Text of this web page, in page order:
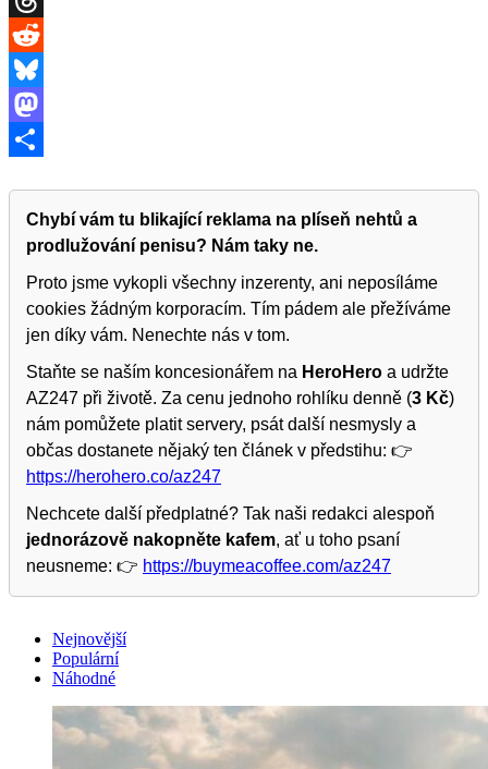
Threads
Reddit
Bluesky
Mastodon
Chybí vám tu blikající reklama na plíseň nehtů a
prodlužování penisu? Nám taky ne.
Proto jsme vykopli všechny inzerenty, ani neposíláme
cookies žádným korporacím. Tím pádem ale přežíváme
jen díky vám. Nenechte nás v tom.
Staňte se naším koncesionářem na HeroHero a udržte
AZ247 při životě. Za cenu jednoho rohlíku denně (3 Kč)
nám pomůžete platit servery, psát další nesmysly a
občas dostanete nějaký ten článek v předstihu: 👉
https://herohero.co/az247
Nechcete další předplatné? Tak naši redakci alespoň
jednorázově nakopněte kafem, ať u toho psaní
neusneme: 👉 https://buymeacoffee.com/az247
Nejnovější
Populární
Náhodné